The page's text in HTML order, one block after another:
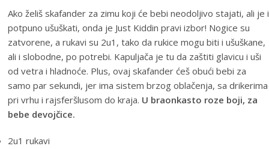
Ako želiš skafander za zimu koji će bebi neodoljivo stajati, ali je i
potpuno ušuškati, onda je Just Kiddin pravi izbor! Nogice su
zatvorene, a rukavi su 2u1, tako da rukice mogu biti i ušuškane,
ali i slobodne, po potrebi. Kapuljača je tu da zaštiti glavicu i uši
od vetra i hladnoće. Plus, ovaj skafander ćeš obući bebi za
samo par sekundi, jer ima sistem brzog oblačenja, sa drikerima
pri vrhu i rajsferšlusom do kraja. U braonkasto roze boji, za
bebe devojčice.
2u1 rukavi